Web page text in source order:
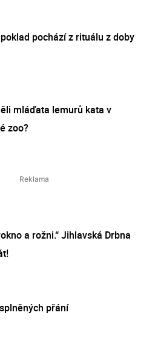
pochází z rituálu z doby
mláďata lemurů kata v
zoo?
a rožni.“ Jihlavská Drbna
přání